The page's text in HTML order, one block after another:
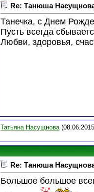
Re: Танюша
Танечка, с Днем
Пусть всегда
Любви, здоровья,
Татьяна Насущнова
Re: Танюша
Большое большое